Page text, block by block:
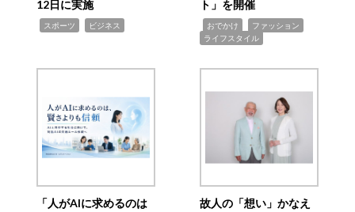
12日に実施
スポーツ ビジネス
ト」を開催
おでかけ ファッション
ライフスタイル
「人がAIに求めるのは
故人の「想い」かなえ